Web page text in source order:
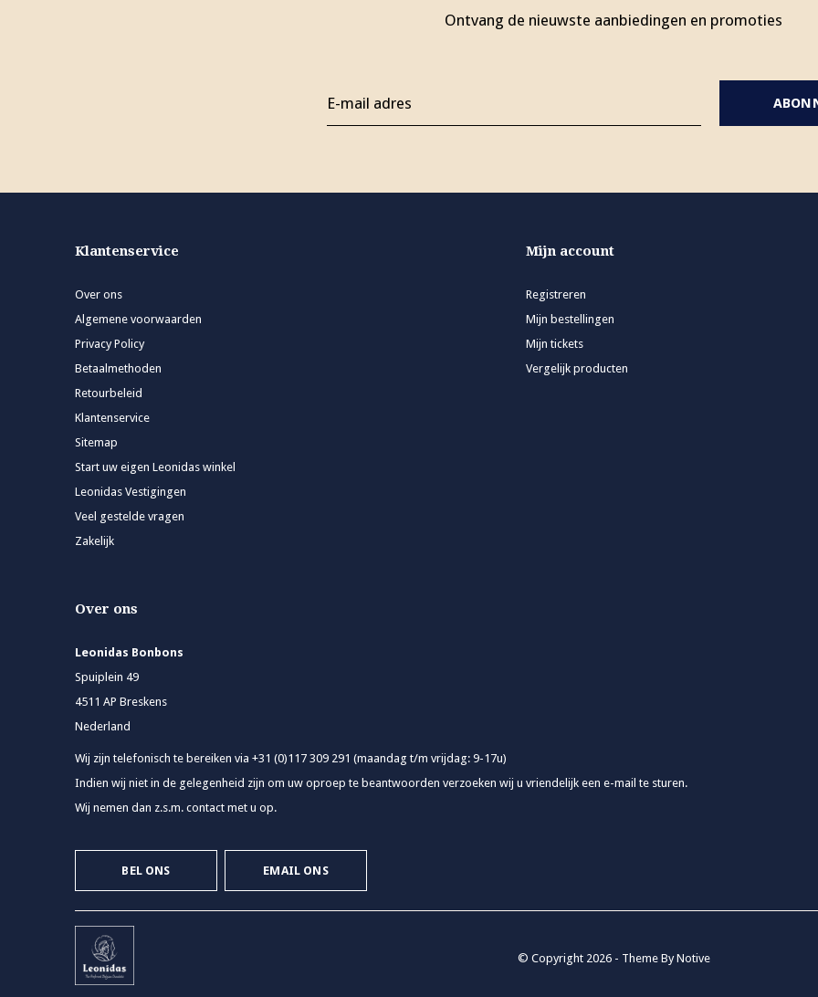
Ontvang de nieuwste aanbiedingen en promoties
Klantenservice
Over ons
Algemene voorwaarden
Privacy Policy
Betaalmethoden
Retourbeleid
Klantenservice
Sitemap
Start uw eigen Leonidas winkel
Leonidas Vestigingen
Veel gestelde vragen
Zakelijk
Mijn account
Registreren
Mijn bestellingen
Mijn tickets
Vergelijk producten
Over ons
Leonidas Bonbons
Spuiplein 49
4511 AP Breskens
Nederland
Wij zijn telefonisch te bereiken via +31 (0)117 309 291 (maandag t/m vrijdag: 9-17u)
Indien wij niet in de gelegenheid zijn om uw oproep te beantwoorden verzoeken wij u vriendelijk een e-mail te sturen.
Wij nemen dan z.s.m. contact met u op.
BEL ONS EMAIL ONS
© Copyright 2026- Theme ByNotive